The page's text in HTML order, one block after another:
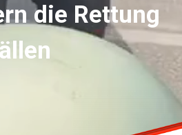
die Rettung